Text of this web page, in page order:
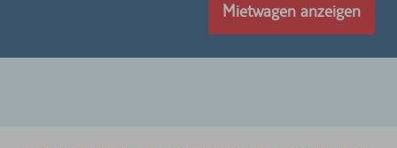
Mietwagen anzeigen